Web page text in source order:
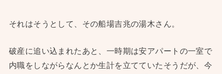
それはそうとして、その船場吉兆の湯木さん。
破産に追い込まれたあと、一時期は安アパートの一室で
内職をしながらなんとか生計を立てていたそうだが、今